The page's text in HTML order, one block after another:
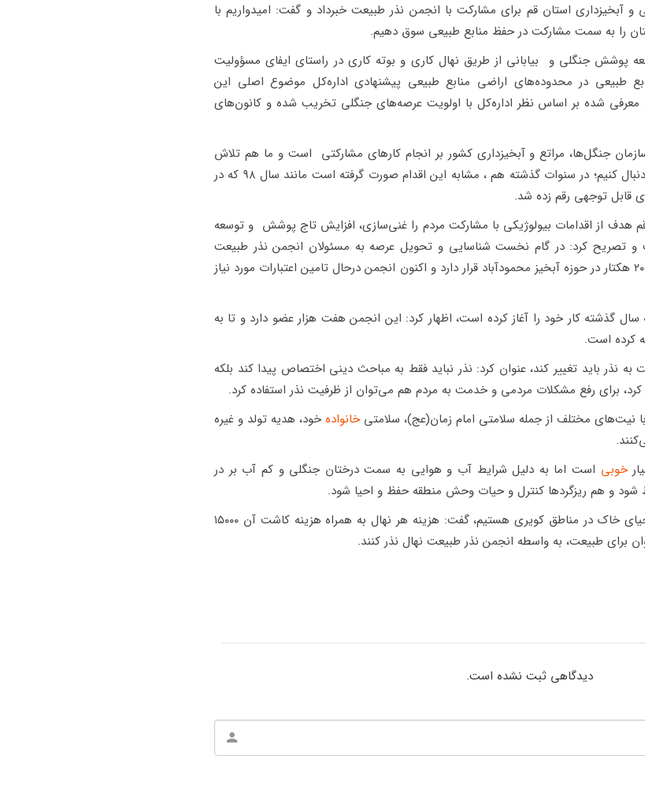
و آبخیزداری استان قم برای مشارکت با انجمن نذر طبیعت خبرداد و گفت: امیدواریم با
را به سمت مشارکت در حفظ منابع طبیعی سوق دهیم.
پوشش جنگلی و بیابانی از طریق نهال کاری و بوته کاری در راستای ایفای مسؤولیت
طبیعی در محدوده‌های اراضی منابع طبیعی پیشنهادی اداره‌کل موضوع اصلی این
شده بر اساس نظر اداره‌کل با اولویت عرصه‌های جنگلی تخریب شده و کانون‌های
۱۴۰۰ تاکید رئیس سازمان جنگل‌ها، مراتع و آبخیزداری کشور بر انجام کارهای مشارکتی است و ما هم تلاش
جدی دنبال کنیم؛ در سنوات گذشته هم ، مشابه این اقدام صورت گرفته است مانند سال ۹۸ که در
قابل توجهی رقم زده شد.
هدف از اقدامات بیولوژیکی با مشارکت مردم را غنی‌سازی، افزایش تاج پوشش و توسعه
و تصریح کرد: در گام نخست شناسایی و تحویل عرصه به مسئولان انجمن نذر طبیعت
انجام شده است که این عرصه به وسعت ۲۰۰ هکتار در حوزه آبخیز محمودآباد قرار دارد و اکنون انجمن درحال تامین اعتبارات مورد نیاز
گذشته کار خود را آغاز کرده است، اظهار کرد: این انجمن هفت هزار عضو دارد و تا به
کرده است.
به نذر باید تغییر کند، عنوان کرد: نذر نباید فقط به مباحث دینی اختصاص پیدا کند بلکه
کرد، برای رفع مشکلات مردمی و خدمت به مردم هم می‌توان از ظرفیت نذر استفاده کرد.
نیت‌های مختلف از جمله سلامتی امام زمان(عج)، سلامتیخانواده خود، هدیه تولد و غیره
خوبی است اما به دلیل شرایط آب و هوایی به سمت درختان جنگلی و کم آب بر در
و هم ریزگردها کنترل و حیات وحش منطقه حفظ و احیا شود.
وی با بیان اینکه ما به دنبال حفاظت و احیای خاک در مناطق کویری هستیم، گفت: هزینه هر نهال به همراه هزینه کاشت آن ۱۵۰۰۰
برای طبیعت، به واسطه انجمن نذر طبیعت نهال نذر کنند.
دیدگاهی ثبت نشده است.